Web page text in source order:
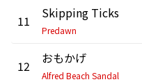
11 Skipping Ticks
Predawn
12 おもかげ
Alfred Beach Sandal